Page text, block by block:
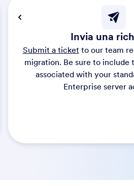
Invia una
Submit a ticket to our team
migration. Be sure to include
associated with your
Enterprise server